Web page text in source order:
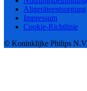
Altgeräteentsorgung
Impressum
Cookie-Richtlinie
© Koninklijke Philips